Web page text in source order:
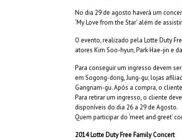
No dia 29 de agosto haverá um
‘My Love from the Star’ além de
O evento, realizado pela Lotte Duty
atores Kim Soo-hyun, Park Hae-jin e
Para conseguir um ingresso devem
em Sogong-dong, Jung-gu; lojas
Gangnam-gu. Após a compra, o
Para retirar um ingresso, o cliente
disponíveis do dia 26 a 29 de Agosto.
Quem participar do ‘meet and greet’
2014 Lotte Duty Free Family Concert